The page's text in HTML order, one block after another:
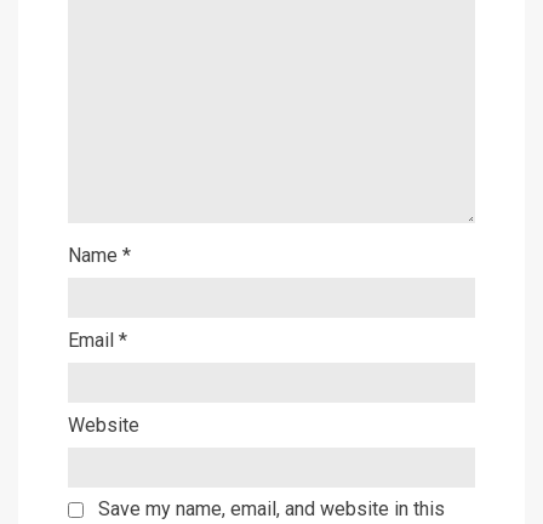
Name *
Email *
Website
Save my name, email, and website in this